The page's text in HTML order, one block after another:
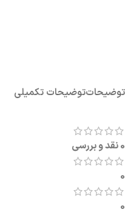
توضیحاتتوضیحات تکمیلی
0 نقد و بررسی
0
0